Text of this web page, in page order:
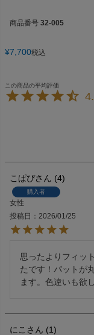
商品番号 32-005
¥7,700税込
こぱぴ 4
購入者
女性
投稿日
2026/01/25
思ったよりフィッ
たです！パットが
ます。色違いも欲
にこ 1